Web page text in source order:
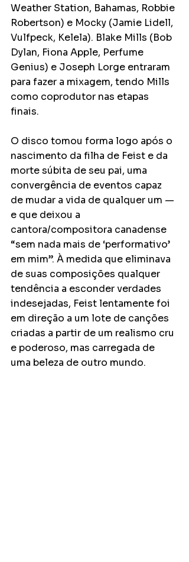
Weather Station, Bahamas, Robbie
Robertson) e Mocky (Jamie Lidell,
Vulfpeck, Kelela). Blake Mills (Bob
Dylan, Fiona Apple, Perfume
Genius) e Joseph Lorge entraram
para fazer a mixagem, tendo Mills
como coprodutor nas etapas
finais.
O disco tomou forma logo após o
nascimento da filha de Feist e da
morte súbita de seu pai, uma
convergência de eventos capaz
de mudar a vida de qualquer um —
e que deixou a
cantora/compositora canadense
“sem nada mais de ‘performativo’
em mim”. À medida que eliminava
de suas composições qualquer
tendência a esconder verdades
indesejadas, Feist lentamente foi
em direção a um lote de canções
criadas a partir de um realismo cru
e poderoso, mas carregada de
uma beleza de outro mundo.